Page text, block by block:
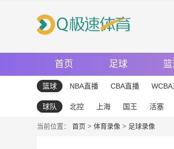
首页 足球
篮球 NBA直播 CBA直播
球队 北控 上海 国王 活塞
当前位置： 首页 > 体育录像 > 足球录像